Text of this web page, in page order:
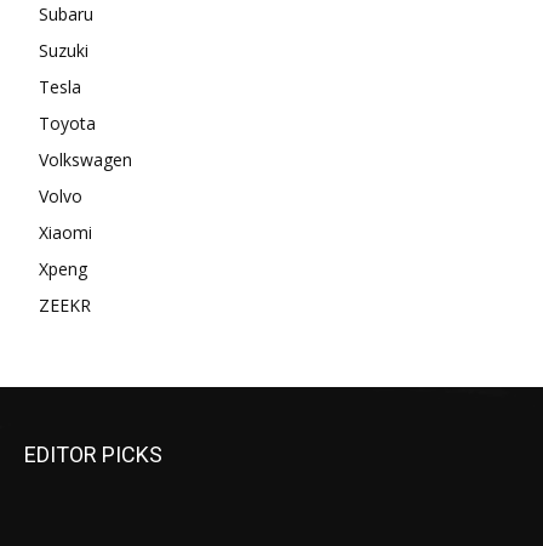
Subaru
Suzuki
Tesla
Toyota
Volkswagen
Volvo
Xiaomi
Xpeng
ZEEKR
EDITOR PICKS